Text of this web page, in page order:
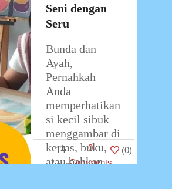
Seni dengan
Seru
Bunda dan
Ayah,
Pernahkah
Anda
memperhatikan
si kecil sibuk
menggambar di
kertas, buku,
atau bahkan
14
0
Comments
(0)